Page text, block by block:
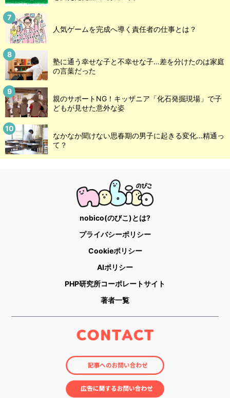
人気ゲームを完成へ導く責任者の仕事とは？
塾に通う幸せな子と不幸せな子…差を分けたのは家庭
の言葉だった
親のサポートNG！キッザニア「化石発掘現場」で子
どもが見せた意外な姿
なかなか聞けない思春期の男子に起きる変化…精通っ
て？
nobico(のびこ)とは?
プライバシーポリシー
Cookieポリシー
AIポリシー
PHP研究所コーポレートサイト
著者一覧